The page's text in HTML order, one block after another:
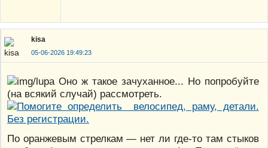
kisa
05-06-2026 19:49:23
Оно ж такое зачуханное... Но попробуйте
(на всякий случай) рассмотреть.
По оранжевым стрелкам — нет ли где-то там стыков